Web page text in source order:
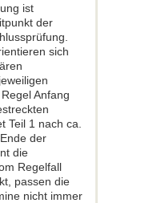
ist
der
sich
Anfang
Teil 1 nach ca.
der
die
Regelfall
passen die
nicht immer